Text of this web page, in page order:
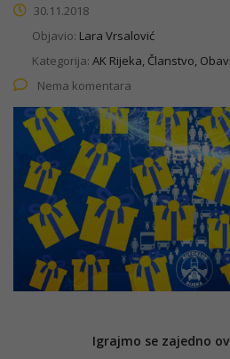
30.11.2018
Objavio: Lara Vrsalović
Kategorija: AK Rijeka, Članstvo,
Nema komentara
Igrajmo se zajedno